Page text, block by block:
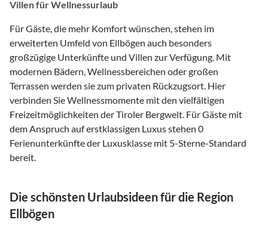
Villen für Wellnessurlaub
Für Gäste, die mehr Komfort wünschen, stehen im
erweiterten Umfeld von Ellbögen auch besonders
großzügige Unterkünfte und Villen zur Verfügung. Mit
modernen Bädern, Wellnessbereichen oder großen
Terrassen werden sie zum privaten Rückzugsort. Hier
verbinden Sie Wellnessmomente mit den vielfältigen
Freizeitmöglichkeiten der Tiroler Bergwelt. Für Gäste mit
dem Anspruch auf erstklassigen Luxus stehen 0
Ferienunterkünfte der Luxusklasse mit 5-Sterne-Standard
bereit.
Die schönsten Urlaubsideen für die Region
Ellbögen